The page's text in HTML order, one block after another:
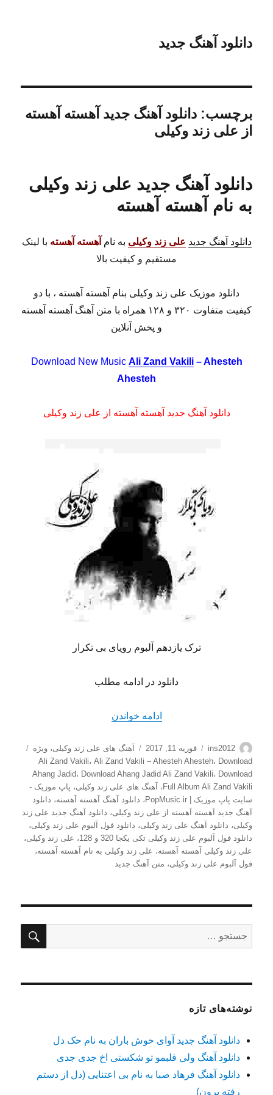
دانلود آهنگ جدید
برچسب:دانلود آهنگ جدید آهسته آهسته
از علی زند وکیلی
دانلود آهنگ جدید علی زند وکیلی
به نام آهسته آهسته
دانلود آهنگ جدید علی زند وکیلی به نام آهسته آهسته با لینک
مستقیم و کیفیت بالا
دانلود موزیک علی زند وکیلی بنام آهسته آهسته ، با دو
کیفیت متفاوت ۳۲۰ و ۱۲۸ همراه با متن آهنگ آهسته آهسته
و پخش آنلاین
Download New Music Ali Zand Vakili– Ahesteh
Ahesteh
دانلود آهنگ جدید آهسته آهسته از علی زند وکیلی
ترک یازدهم آلبوم رویای بی تکرار
دانلود در ادامه مطلب
ادامه خواندن
نویسنده
ins2012
ارسال
شده
در
فوریه 11, 2017 دسته‌ها
آهنگ های علی زند وکیلی،ویژه
Ali Zand Vakili، Ali Zand Vakili – Ahesteh Ahesteh، Download
Ahang Jadid، Download Ahang Jadid Ali Zand Vakili، Download
Full Album Ali Zand Vakili ، آهنگ های علی زند وکیلی، پاپ موزیک -
سایت پاپ موزیک | PopMusic.ir
، دانلود آهنگ آهسته آهسته، دانلود
آهنگ جدید آهسته آهسته از علی زند وکیلی، دانلود آهنگ جدید علی زند
وکیلی، دانلود آهنگ علی زند وکیلی، دانلود فول آلبوم علی زند وکیلی،
دانلود فول آلبوم علی زند وکیلی تکی یکجا 320 و 128
، علی زند وکیلی،
علی زند وکیلی آهسته آهسته، علی زند وکیلی به نام آهسته آهسته،
فول آلبوم علی زند وکیلی، متن آهنگ جدید
برای:
نوشته‌های تازه
دانلود آهنگ جدید آوای خوش باران به نام حک دل
دانلود آهنگ ولی قلبمو تو شکستی اخ جدی جدی
دانلود آهنگ فرهاد صبا به نام بی اعتنایی (دل از دستم
رفته برون)